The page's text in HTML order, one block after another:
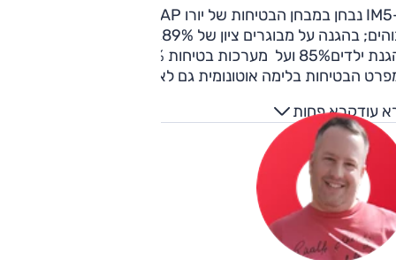
ועל מערכות בטיחות 87%.
הבטיחות בלימה אוטונומית גם לאחור, תיקון סטייה, ניטור
ועוד.עודקרא פחות